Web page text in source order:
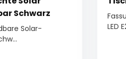
Schwarz
Solar-
LED